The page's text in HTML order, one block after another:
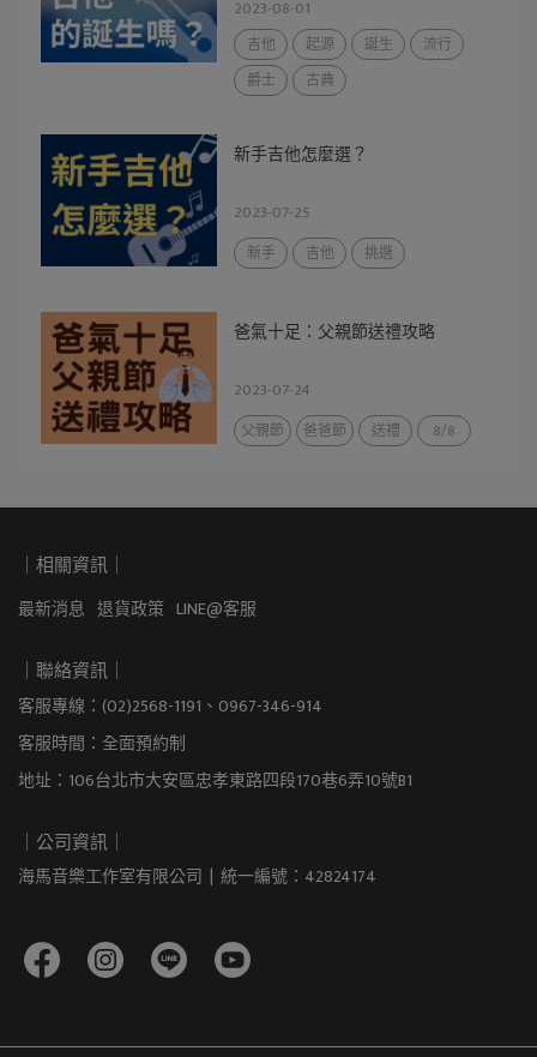
2023-08-01
吉他 起源 誕生
流行
爵士
古典
新手吉他怎麼選？
2023-07-25
新手 吉他 挑選
爸氣十足：父親節送禮攻略
2023-07-24
父親節 爸爸節 送禮 8/8
｜相關資訊｜
最新消息 退貨政策 LINE@客服
｜聯絡資訊｜
客服專線：(02)2568-1191、0967-346-914
客服時間：全面預約制
地址：106台北市大安區忠孝東路四段170巷6弄10號B1
｜公司資訊｜
海馬音樂工作室有限公司  |  統一編號：42824174